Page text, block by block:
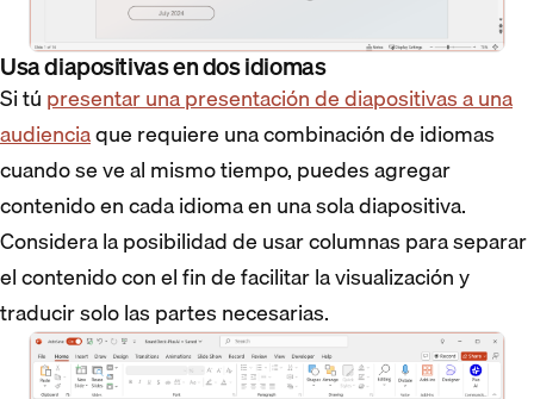
Usa diapositivas en dos idiomas
Si tú presentar una presentación de diapositivas a una
audienciaque requiere una combinación de idiomas
cuando se ve al mismo tiempo, puedes agregar
contenido en cada idioma en una sola diapositiva.
Considera la posibilidad de usar columnas para separar
el contenido con el fin de facilitar la visualización y
traducir solo las partes necesarias.